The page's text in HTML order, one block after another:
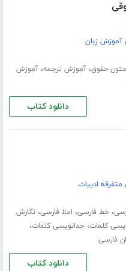
زبان
حقوق،آموزش ترجمه،آموزش
دانلود کتاب
ادبیات
، خط فارسی، املا فارسی،نگارش
کلمات، جدانویسی کلمات،
فارسی
دانلود کتاب